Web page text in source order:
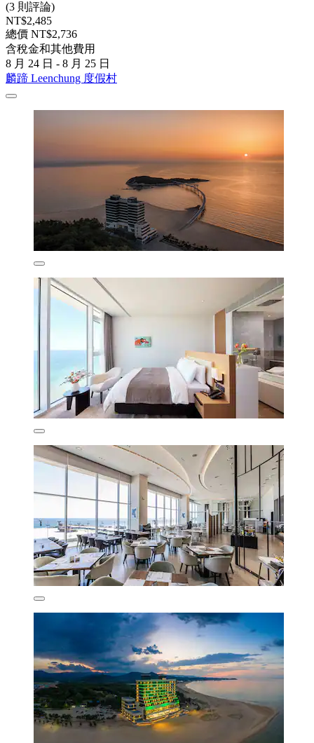
(3 則評論)
NT$2,485
總價 NT$2,736
含稅金和其他費用
8 月 24 日 - 8 月 25 日
麟蹄 Leenchung 度假村